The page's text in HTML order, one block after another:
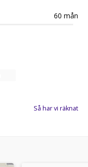
60 mån
Så har vi räknat